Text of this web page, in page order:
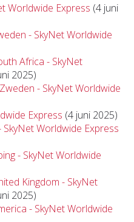
Worldwide Express (4 juni
- SkyNet Worldwide
Africa - SkyNet
2025)
- SkyNet Worldwide
Express (4 juni 2025)
Worldwide Express
- SkyNet Worldwide
Kingdom - SkyNet
2025)
- SkyNet Worldwide